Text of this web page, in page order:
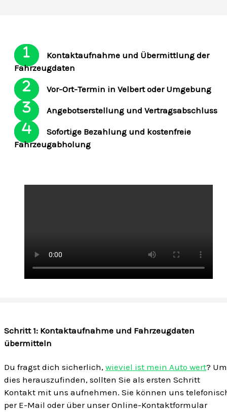
Kontaktaufnahme und Übermittlung der
Fahrzeugdaten
Vor-Ort-Termin in Velbert oder Umgebung
Angebotserstellung und Vertragsabschluss
Sofortige Bezahlung und kostenfreie
Fahrzeugabholung
Schritt 1: Kontaktaufnahme und Fahrzeugdaten
übermitteln
Du fragst dich sicherlich, wieviel ist mein Auto wert? Um
dies herauszufinden, sollten Sie als ersten Schritt
Kontakt mit uns aufnehmen. Sie können uns
per E-Mail oder über unser Online-Kontaktformular